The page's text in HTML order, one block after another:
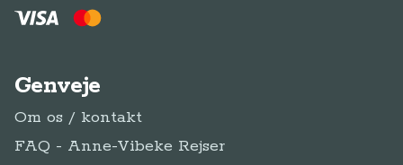
Genveje
Om os / kontakt
FAQ - Anne-Vibeke Rejser